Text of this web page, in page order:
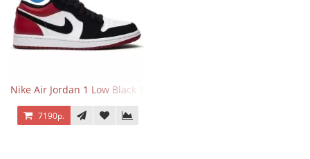
Nike Air Jordan 1 Low Black Toe
7190р.